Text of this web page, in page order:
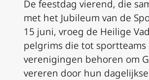
De feestdag vierend, die
met het Jubileum van de
15 juni, vroeg de Heilige
pelgrims die tot sportteams
verenigingen behoren om
vereren door hun